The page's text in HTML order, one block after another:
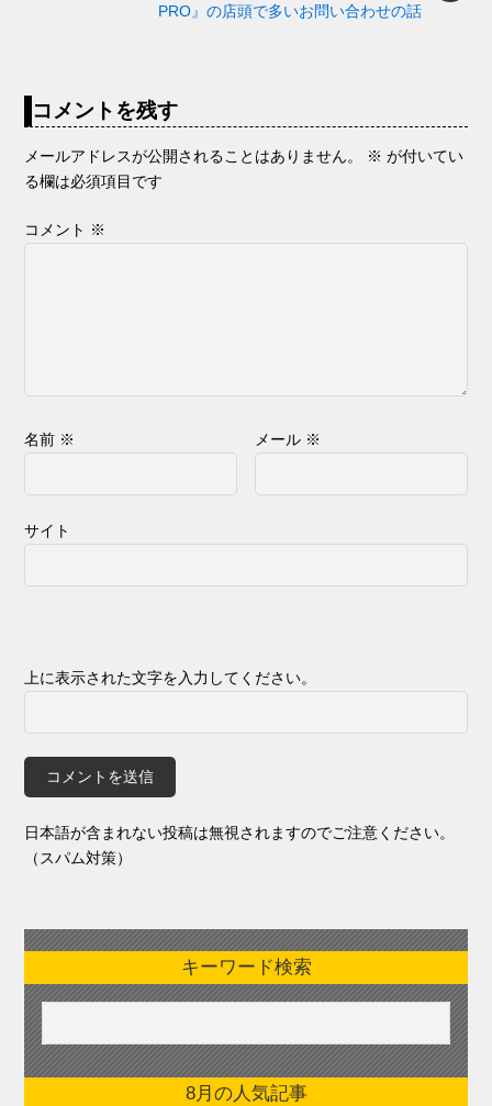
PRO』の店頭で多いお問い合わせの話
コメントを残す
メールアドレスが公開されることはありません。 ※ が付いてい
る欄は必須項目です
コメント ※
名前 ※ メール ※
サイト
上に表示された文字を入力してください。
日本語が含まれない投稿は無視されますのでご注意ください。
（スパム対策）
キーワード検索
8月の人気記事